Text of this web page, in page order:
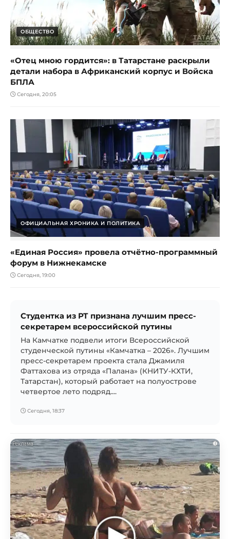
ОБЩЕСТВО
«Отец мною гордится»: в Татарстане раскрыли
детали набора в Африканский корпус и Войска
БПЛА
Сегодня, 20:05
ОФИЦИАЛЬНАЯ ХРОНИКА И ПОЛИТИКА
«Единая Россия» провела отчётно-программный
форум в Нижнекамске
Сегодня, 19:00
Студентка из РТ признана лучшим пресс-
секретарем всероссийской путины
На Камчатке подвели итоги Всероссийской
студенческой путины «Камчатка – 2026». Лучшим
пресс-секретарем проекта стала Джамиля
Фаттахова из отряда «Палана» (КНИТУ-КХТИ,
Татарстан), который работает на полуострове
четвертое лето подряд....
Сегодня, 18:37
i